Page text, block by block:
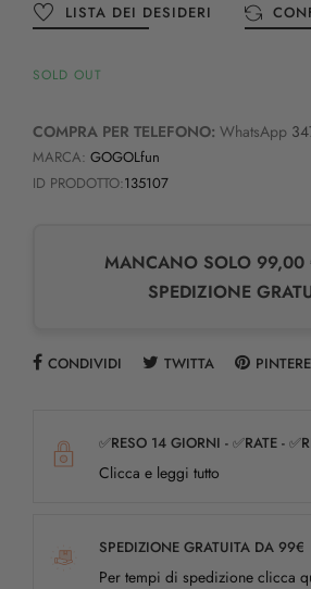
LISTA DEI DESIDERI
SOLD OUT
COMPRA PER TELEFONO: WhatsApp
MARCA: GOGOLfun
ID PRODOTTO:135107
MANCANO SOLO 99,00
SPEDIZIONE
CONDIVIDI TWITTA
✅RESO 14 GIORNI - ✅RATE -
Clicca e leggi tutto
SPEDIZIONE GRATUITA DA 99€
Per tempi di spedizione clicca